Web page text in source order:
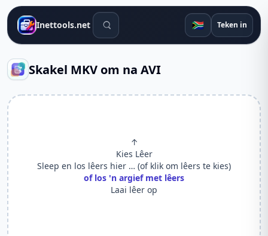
Inettools.net Soek gereedskap 🇿🇦 Teken in
Skakel MKV om na AVI
↑
Kies Lêer
Sleep en los lêers hier … (of klik om lêers te kies)
of los 'n argief met lêers
Laai lêer op